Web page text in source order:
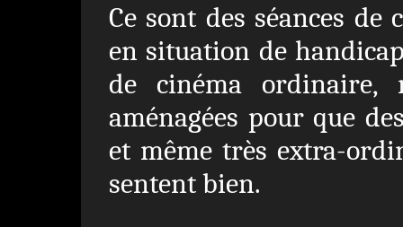
Ce sont des séances
en situation de
de cinéma ordinaire,
aménagées pour que
et même très extra-
sentent bien.